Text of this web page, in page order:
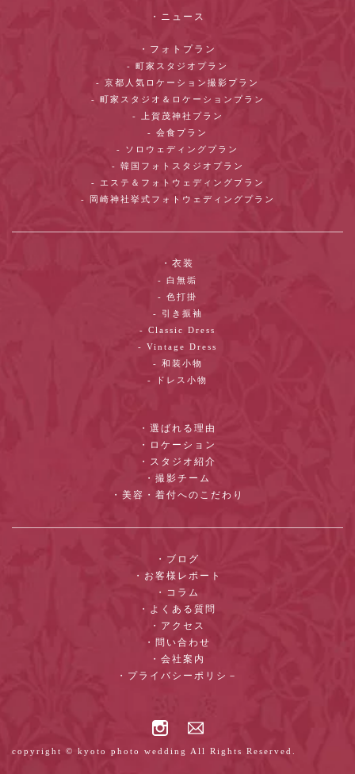
・ニュース
・フォトプラン
- 町家スタジオプラン
- 京都人気ロケーション撮影プラン
- 町家スタジオ＆ロケーションプラン
- 上賀茂神社プラン
- 会食プラン
- ソロウェディングプラン
- 韓国フォトスタジオプラン
- エステ＆フォトウェディングプラン
- 岡崎神社挙式フォトウェディングプラン
・衣装
- 白無垢
- 色打掛
- 引き振袖
- Classic Dress
- Vintage Dress
- 和装小物
- ドレス小物
・選ばれる理由
・ロケーション
・スタジオ紹介
・撮影チーム
・美容・着付へのこだわり
・ブログ
・お客様レポート
・コラム
・よくある質問
・アクセス
・問い合わせ
・会社案内
・プライバシーポリシ－
copyright © kyoto photo wedding All Rights Reserved.